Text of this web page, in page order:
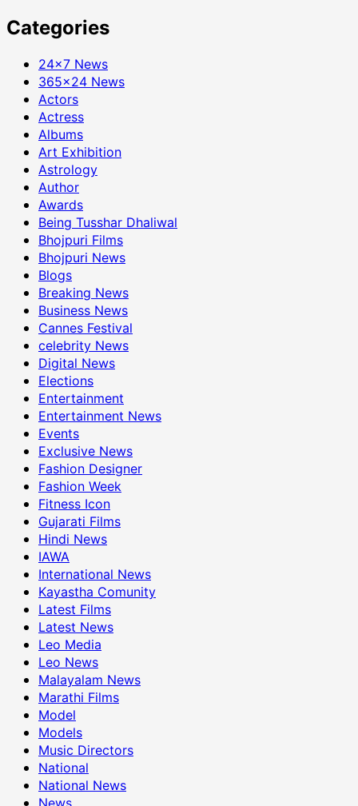
Categories
24×7 News
365×24 News
Actors
Actress
Albums
Art Exhibition
Astrology
Author
Awards
Being Tusshar Dhaliwal
Bhojpuri Films
Bhojpuri News
Blogs
Breaking News
Business News
Cannes Festival
celebrity News
Digital News
Elections
Entertainment
Entertainment News
Events
Exclusive News
Fashion Designer
Fashion Week
Fitness Icon
Gujarati Films
Hindi News
IAWA
International News
Kayastha Comunity
Latest Films
Latest News
Leo Media
Leo News
Malayalam News
Marathi Films
Model
Models
Music Directors
National
National News
News